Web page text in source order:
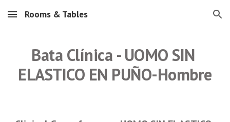
Skip to main content Skip to navigation
Rooms & Tables
Bata Clínica - UOMO SIN
ELASTICO EN PUÑO-Hombre